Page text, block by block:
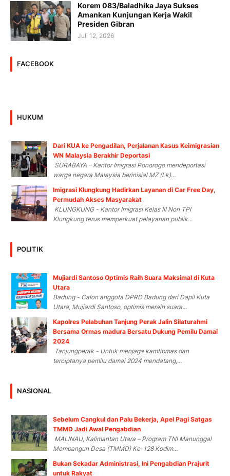
Korem 083/Baladhika Jaya Sukses
Amankan Kunjungan Kerja Wakil
Presiden Gibran
Juli 12, 2026
FACEBOOK
HUKUM
Dari KUA ke Pengadilan, Perjalanan Kasus Keimigrasian
WN Malaysia Berakhir Deportasi
SURABAYA – Kantor Imigrasi Ponorogo mendeportasi
warga negara Malaysia berinisial MZ (Lk)...
Imigrasi Klungkung Hadirkan Layanan di Car Free Day,
Permudah Akses Masyarakat
KLUNGKUNG - Kantor Imigrasi Kelas III Non TPI
Klungkung terus memperkuat pelayanan publik...
POLITIK
Mujiardi Santoso Optimis Raih Suara Maksimal di Kuta
Utara
Badung - Calon anggota DPRD Badung dari Dapil Kuta
Utara, Mujiardi Santoso, optimis meraih suara...
Kapolres Pelabuhan Tanjung Perak Jalin Silaturahmi
Bersama Ormas madura Bersatu Dukung Pemilu Damai
2024
Tanjungperak - Untuk menjaga kamtibmas dan
terciptanya pemilu damai 2024 mendatang,...
NASIONAL
Sebelum Cangkul dan Palu Bekerja, Apel Pagi Satgas
TMMD Jadi Awal Pengabdian
MALINAU, Kalimantan Utara – Program TNI Manunggal
Membangun Desa (TMMD) Ke-128 Kodim...
Bukan Sekadar Administrasi, Ini Pengabdian Prajurit
untuk Rakyat